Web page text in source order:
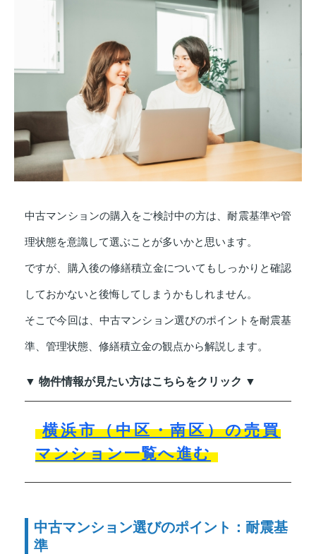
中古マンションの購入をご検討中の方は、耐震基準や管
理状態を意識して選ぶことが多いかと思います。
ですが、購入後の修繕積立金についてもしっかりと確認
しておかないと後悔してしまうかもしれません。
そこで今回は、中古マンション選びのポイントを耐震基
準、管理状態、修繕積立金の観点から解説します。
▼ 物件情報が見たい方はこちらをクリック ▼
横浜市（中区・南区）の売買
マンション一覧へ進む
中古マンション選びのポイント：耐震基
準